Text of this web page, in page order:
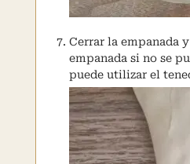
Cerrar la empanada
empanada si no se
puede utilizar el